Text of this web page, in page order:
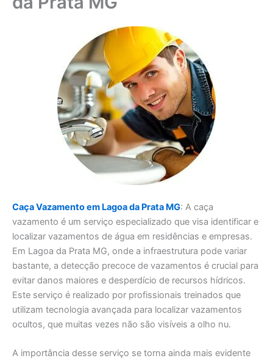
Caça Vazamento em Lagoa da Prata MG: A caça
vazamento é um serviço especializado que visa identificar e
localizar vazamentos de água em residências e empresas.
Em Lagoa da Prata MG, onde a infraestrutura pode variar
bastante, a detecção precoce de vazamentos é crucial para
evitar danos maiores e desperdício de recursos hídricos.
Este serviço é realizado por profissionais treinados que
utilizam tecnologia avançada para localizar vazamentos
ocultos, que muitas vezes não são visíveis a olho nu.
A importância desse serviço se torna ainda mais evidente